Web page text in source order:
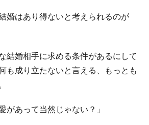
婚はあり得ないと考えられるのが
結婚相手に求める条件があるにして
も成り立たないと言える、もっとも
があって当然じゃない？」